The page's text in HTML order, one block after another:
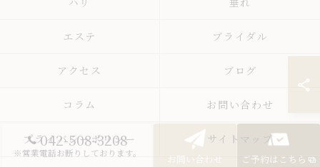
042-508-3208
※営業電話お断りしております。 お問い合わせ ご予約はこちら
エステ ブライダル
アクセス ブログ
コラム お問い合わせ
プライバシーポリシー サイトマップ